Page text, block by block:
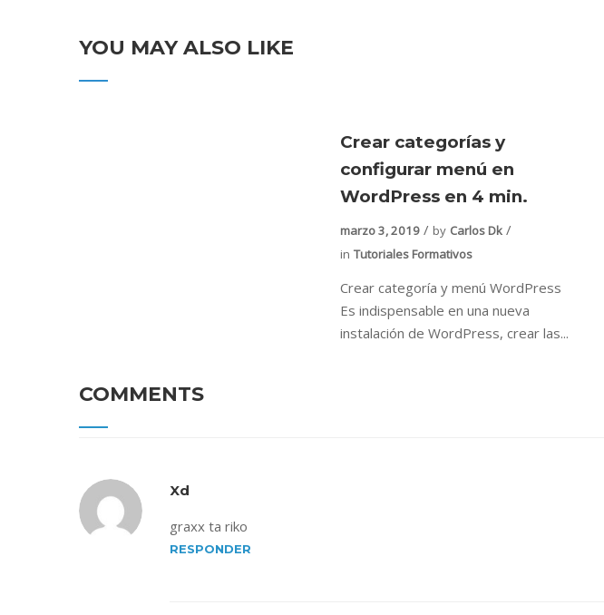
YOU MAY ALSO LIKE
Crear categorías y
configurar menú en
WordPress en 4 min.
marzo 3, 2019 by Carlos Dk
in Tutoriales Formativos
Crear categoría y menú WordPress
Es indispensable en una nueva
instalación de WordPress, crear las...
COMMENTS
Xd
graxx ta riko
RESPONDER